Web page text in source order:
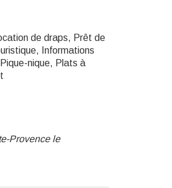
de draps, Prêt de
Informations
nique, Plats à
Provence le